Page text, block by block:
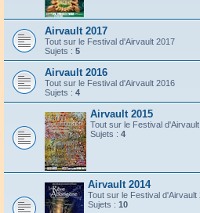
Airvault 2017
Tout sur le Festival d'Airvault 2017
Sujets : 5
Airvault 2016
Tout sur le Festival d'Airvault 2016
Sujets : 4
Airvault 2015
Tout sur le Festival
Sujets : 4
Airvault 2014
Tout sur le Festival d'Airvault
Sujets : 10